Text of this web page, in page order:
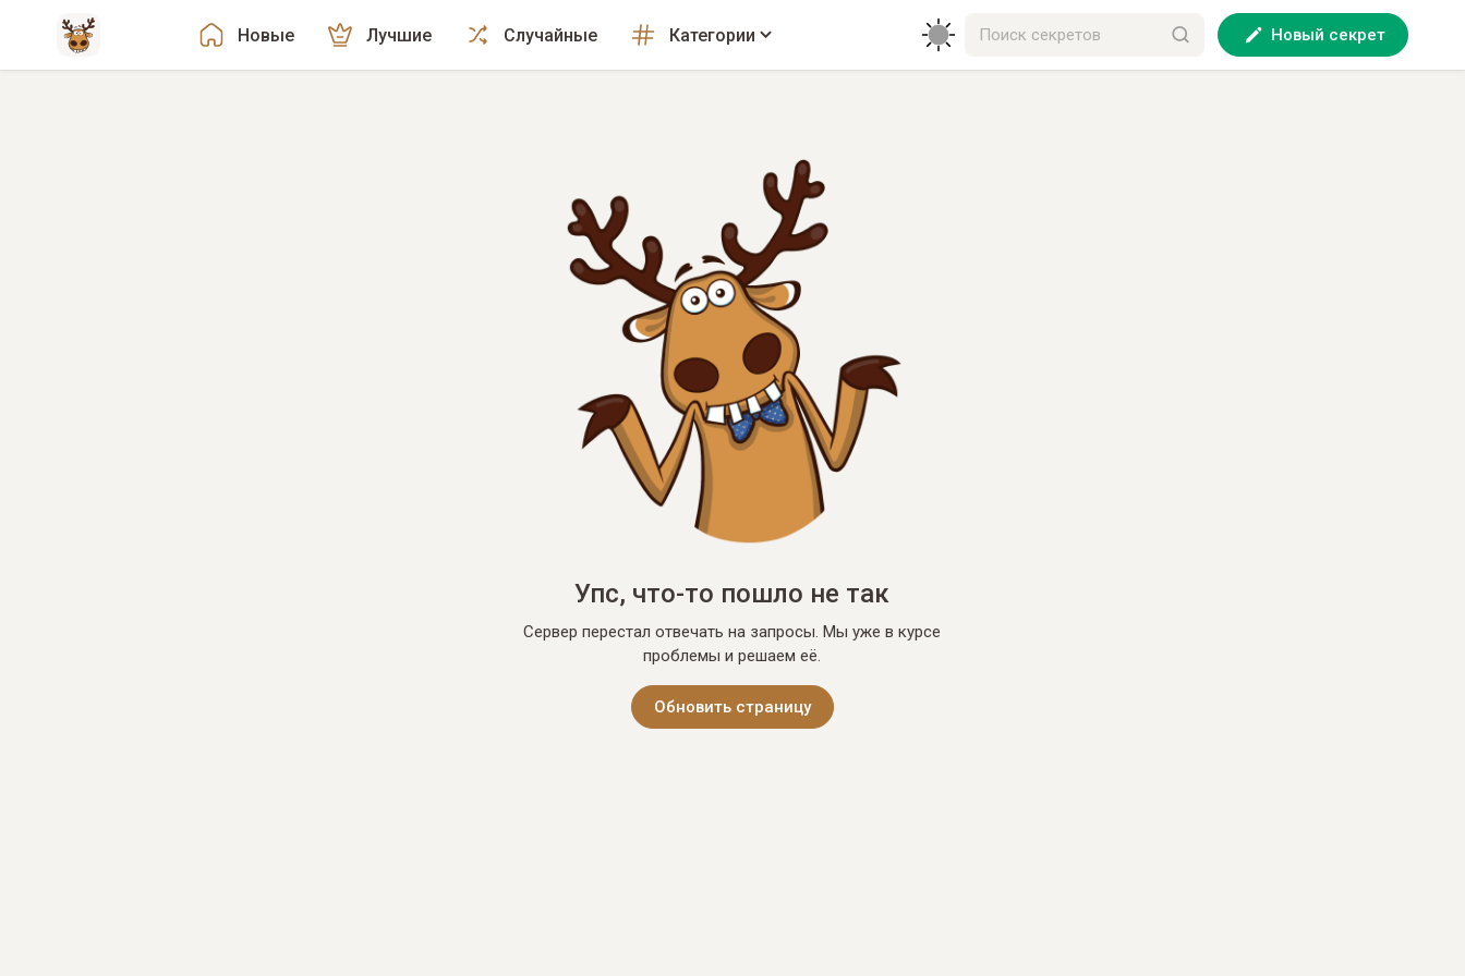
Новые Лучшие Случайные Категории Новый секрет
Упс, что-то пошло не так
Сервер перестал отвечать на запросы. Мы уже в курсе
проблемы и решаем её.
Обновить страницу